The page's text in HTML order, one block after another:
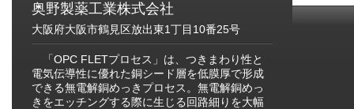
奥野製薬工業株式会社
大阪府大阪市鶴見区放出東1丁目10番25号
「OPC FLETプロセス」は、つきまわり性と
電気伝導性に優れた銅シード層を低膜厚で形成
できる無電解銅めっきプロセス。無電解銅めっ
きをエッチングする際に生じる回路細りを大幅